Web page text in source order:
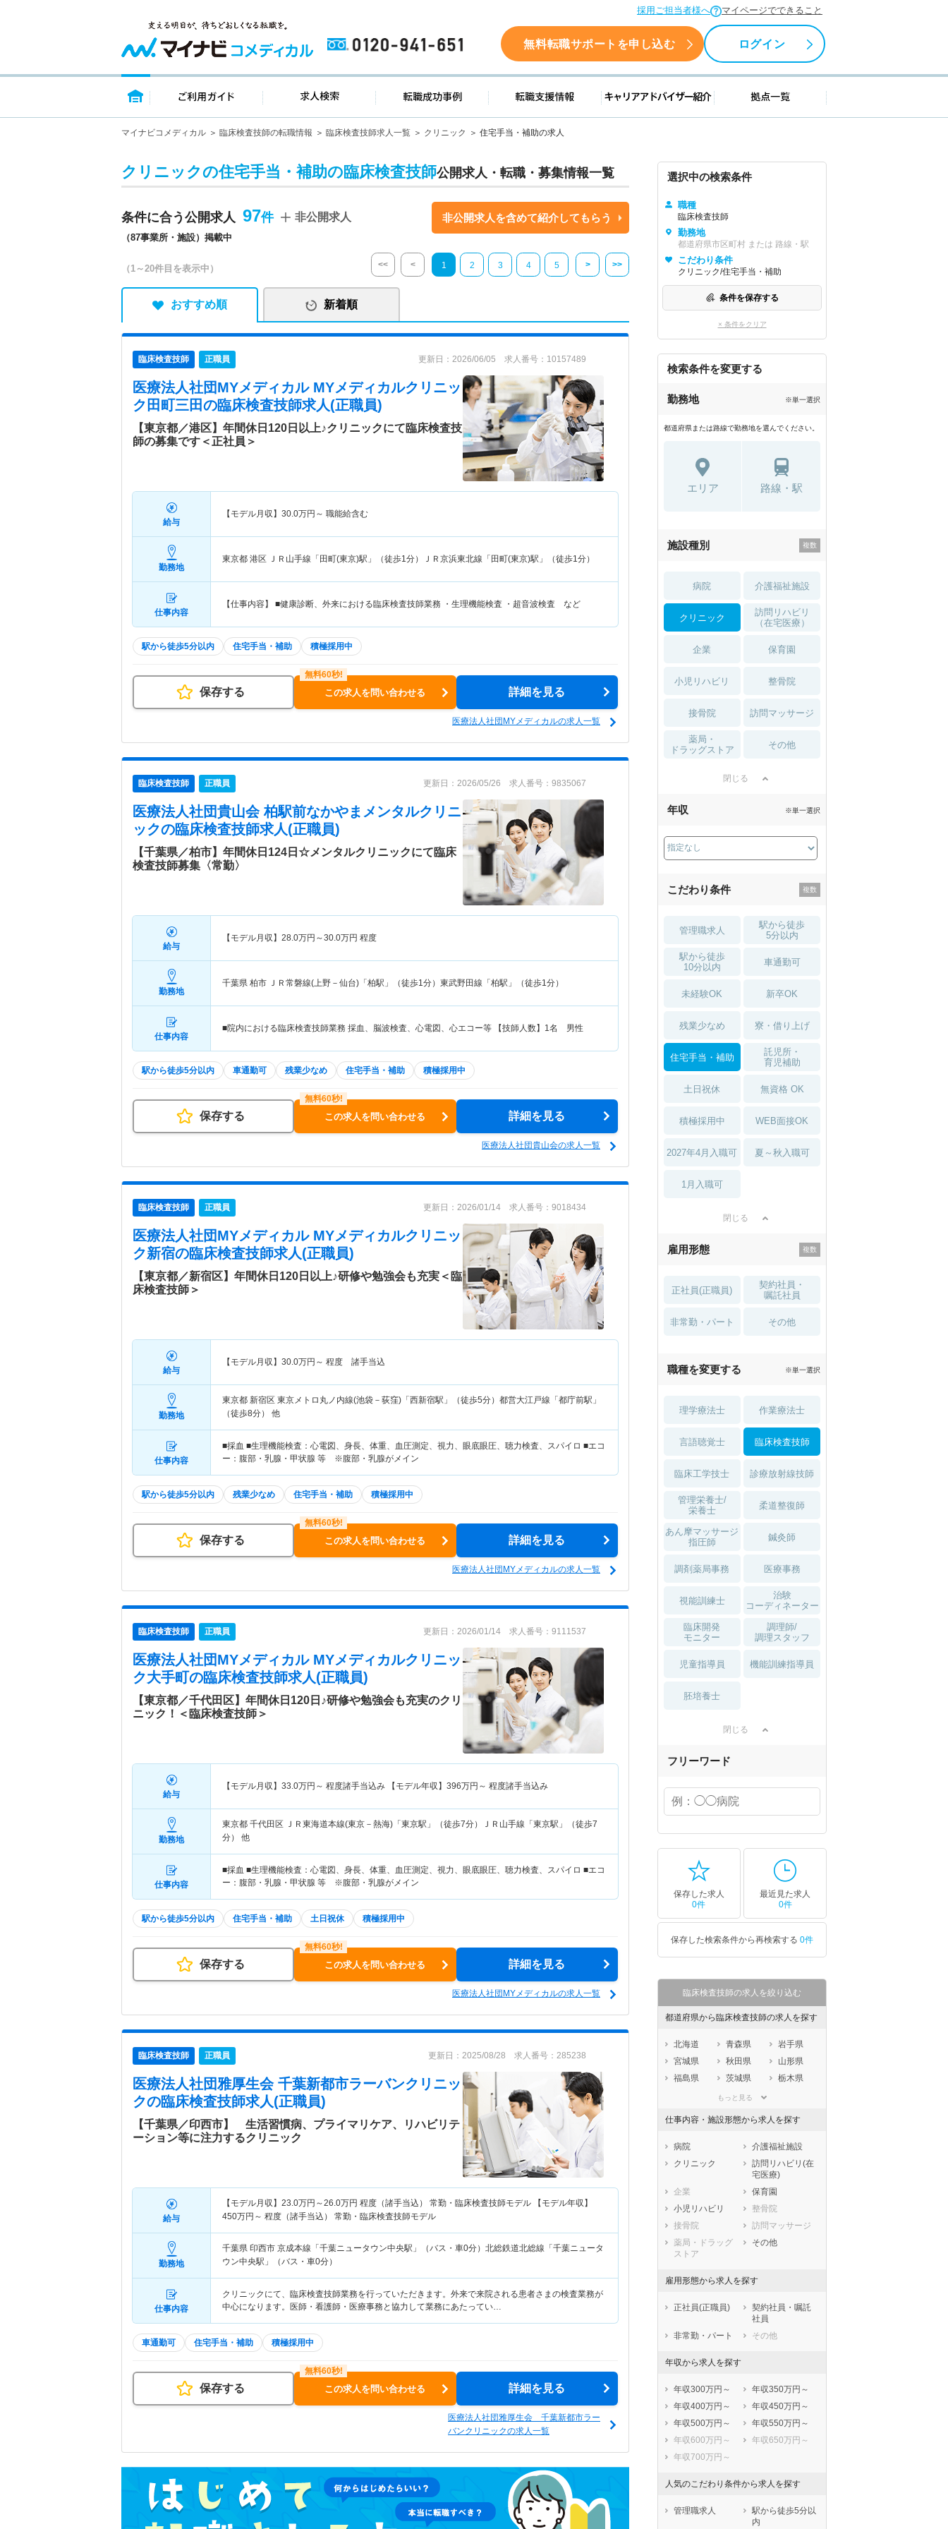
採用ご担当者様へ マイページでできること
0120-941-651 無料転職サポートを申し込む ログイン
トップページ ご利用ガイド 求人検索 転職成功事例 転職支援情報 キャリアアドバイザー紹介 拠点一覧
マイナビコメディカル 臨床検査技師の転職情報 臨床検査技師求人一覧 クリニック 住宅手当・補助の求人
クリニックの住宅手当・補助の臨床検査技師公開求人・転職・募集情報一覧
条件に合う公開求人 97
（87事業所・施設）掲載中
非公開求人 非公開求人を含めて紹介してもらう
（1～20件目を表示中） << < 1 2 3 4 5 > >>
おすすめ順 新着順
臨床検査技師 正職員 更新日：2026/06/05 求人番号：10157489
医療法人社団MYメディカル MYメディカルクリニッ
ク田町三田の臨床検査技師求人(正職員)
【東京都／港区】年間休日120日以上♪クリニックにて臨床検査技
師の募集です＜正社員＞
給与
【モデル月収】 30.0万円～ 職能給含む
勤務地
東京都 港区 ＪＲ山手線「田町(東京)駅」（徒歩1分）ＪＲ京浜東北線「田町(東京)駅」（徒歩1分）
仕事内容
【仕事内容】 ■健康診断、外来における臨床検査技師業務 ・生理機能検査 ・超音波検査 など
駅から徒歩5分以内 住宅手当・補助 積極採用中
保存する この求人を問い合わせる 詳細を見る
医療法人社団MYメディカルの求人一覧
臨床検査技師 正職員 更新日：2026/05/26 求人番号：9835067
医療法人社団貴山会 柏駅前なかやまメンタルクリニ
ックの臨床検査技師求人(正職員)
【千葉県／柏市】年間休日124日☆メンタルクリニックにて臨床
検査技師募集〈常勤〉
給与
【モデル月収】 28.0万円～30.0万円 程度
勤務地
千葉県 柏市 ＪＲ常磐線(上野－仙台)「柏駅」（徒歩1分）東武野田線「柏駅」（徒歩1分）
仕事内容
■院内における臨床検査技師業務 採血、脳波検査、心電図、心エコー等 【技師人数】1名 男性
駅から徒歩5分以内 車通勤可 残業少なめ 住宅手当・補助 積極採用中
保存する この求人を問い合わせる 詳細を見る
医療法人社団貴山会の求人一覧
臨床検査技師 正職員 更新日：2026/01/14 求人番号：9018434
医療法人社団MYメディカル MYメディカルクリニッ
ク新宿の臨床検査技師求人(正職員)
【東京都／新宿区】年間休日120日以上♪研修や勉強会も充実＜臨
床検査技師＞
給与
【モデル月収】 30.0万円～ 程度 諸手当込
勤務地
東京都 新宿区 東京メトロ丸ノ内線(池袋－荻窪)「西新宿駅」（徒歩5分）都営大江戸線「都庁前駅」
（徒歩8分） 他
仕事内容
■採血 ■生理機能検査：心電図、身長、体重、血圧測定、視力、眼底眼圧、聴力検査、スパイロ ■エコ
ー：腹部・乳腺・甲状腺 等 ※腹部・乳腺がメイン
駅から徒歩5分以内 残業少なめ 住宅手当・補助 積極採用中
保存する この求人を問い合わせる 詳細を見る
医療法人社団MYメディカルの求人一覧
臨床検査技師 正職員 更新日：2026/01/14 求人番号：9111537
医療法人社団MYメディカル MYメディカルクリニッ
ク大手町の臨床検査技師求人(正職員)
【東京都／千代田区】年間休日120日♪研修や勉強会も充実のクリ
ニック！＜臨床検査技師＞
給与
【モデル月収】 33.0万円～ 程度諸手当込み 【モデル年収】 396万円～ 程度諸手当込み
勤務地
東京都 千代田区 ＪＲ東海道本線(東京－熱海)「東京駅」（徒歩7分）ＪＲ山手線「東京駅」（徒歩7
分） 他
仕事内容
■採血 ■生理機能検査：心電図、身長、体重、血圧測定、視力、眼底眼圧、聴力検査、スパイロ ■エコ
ー：腹部・乳腺・甲状腺 等 ※腹部・乳腺がメイン
駅から徒歩5分以内 住宅手当・補助 土日祝休 積極採用中
保存する この求人を問い合わせる 詳細を見る
医療法人社団MYメディカルの求人一覧
臨床検査技師 正職員 更新日：2025/08/28 求人番号：285238
医療法人社団雅厚生会 千葉新都市ラーバンクリニッ
クの臨床検査技師求人(正職員)
【千葉県／印西市】 生活習慣病、プライマリケア、リハビリテ
ーション等に注力するクリニック
給与
【モデル月収】 23.0万円～26.0万円 程度（諸手当込） 常勤・臨床検査技師モデル 【モデル年収】
450万円～ 程度（諸手当込） 常勤・臨床検査技師モデル
勤務地
千葉県 印西市 京成本線「千葉ニュータウン中央駅」（バス・車0分）北総鉄道北総線「千葉ニュータ
ウン中央駅」（バス・車0分）
仕事内容
クリニックにて、臨床検査技師業務を行っていただきます。外来で来院される患者さまの検査業務が
中心になります。医師・看護師・医療事務と協力して業務にあたってい…
車通勤可 住宅手当・補助 積極採用中
保存する この求人を問い合わせる 詳細を見る
医療法人社団雅厚生会 千葉新都市ラー
バンクリニックの求人一覧
選択中の検索条件
職種
臨床検査技師
勤務地
都道府県市区町村 または 路線・駅
こだわり条件
クリニック/住宅手当・補助
条件を保存する
× 条件をクリア
検索条件を変更する
勤務地 ※単一選択
都道府県または路線で勤務地を選んでください。
エリア 路線・駅
施設種別
病院 介護福祉施設
クリニック
訪問リハビリ
（在宅医療）
企業 保育園
小児リハビリ 整骨院
接骨院 訪問マッサージ
薬局・
ドラッグストア
その他
閉じる
年収 ※単一選択
こだわり条件
管理職求人
駅から徒歩
5分以内
駅から徒歩
10分以内
車通勤可
未経験OK 新卒OK
残業少なめ 寮・借り上げ
住宅手当・補助
託児所・
育児補助
土日祝休 無資格 OK
積極採用中 WEB面接OK
2027年4月入職可 夏～秋入職可
1月入職可
閉じる
雇用形態
正社員(正職員)
契約社員・
嘱託社員
非常勤・パート その他
職種を変更する ※単一選択
理学療法士 作業療法士
言語聴覚士 臨床検査技師
臨床工学技士 診療放射線技師
管理栄養士/
栄養士
柔道整復師
あん摩マッサージ
指圧師
鍼灸師
調剤薬局事務 医療事務
視能訓練士
治験
コーディネーター
臨床開発
モニター
調理師/
調理スタッフ
児童指導員 機能訓練指導員
胚培養士
閉じる
フリーワード
保存した求人
0件
最近見た求人
0件
保存した検索条件から再検索する 0件
臨床検査技師の求人を絞り込む
都道府県から臨床検査技師の求人を探す
北海道 青森県
岩手県
宮城県
秋田県
山形県
福島県
茨城県
栃木県
埼玉県
石川県
福井県
岐阜県
静岡県
愛知県
三重県
大阪府
兵庫県
奈良県
鳥取県
島根県
広島県
山口県
徳島県
香川県
愛媛県
熊本県
大分県
もっと見る
仕事内容・施設形態から求人を探す
病院
介護福祉施設
クリニック
訪問リハビリ(在
宅医療)
企業
保育園
小児リハビリ
整骨院
接骨院
訪問マッサージ
薬局・ドラッグ
ストア
その他
雇用形態から求人を探す
正社員(正職員)
契約社員・嘱託
社員
非常勤・パート
その他
年収から求人を探す
年収300万円～
年収350万円～
年収400万円～
年収450万円～
年収500万円～
年収550万円～
年収600万円～
年収650万円～
年収700万円～
人気のこだわり条件から求人を探す
管理職求人
駅から徒歩5分以
内